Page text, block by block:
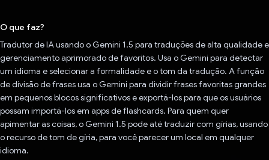
O que faz?
Tradutor de IA usando o Gemini 1.5 para traduções de alta qualidade e
gerenciamento aprimorado de favoritos. Usa o Gemini para detectar
um idioma e selecionar a formalidade e o tom da tradução. A função
de divisão de frases usa o Gemini para dividir frases favoritas grandes
em pequenos blocos significativos e exportá-los para que os usuários
possam importá-los em apps de flashcards. Para quem quer
apimentar as coisas, o Gemini 1.5 pode até traduzir com gírias, usando
o recurso de tom de gíria, para você parecer um local em qualquer
idioma.